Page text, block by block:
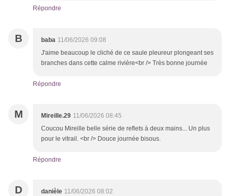
Répondre
B baba 11/06/2026 09:08
J'aime beaucoup le cliché de ce saule pleureur plongeant ses
branches dans cette calme rivière<br /> Très bonne journée
Répondre
M Mireille.29 11/06/2026 08:45
Coucou Mireille belle série de reflets à deux mains... Un plus
pour le vitrail. <br /> Douce journée bisous.
Répondre
D danièle 11/06/2026 08:02